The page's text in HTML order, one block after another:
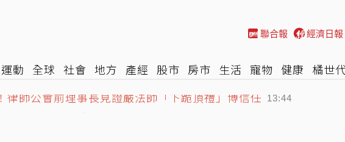
聯合報 經濟日報
運動 全球 社會 地方 產經 股市 房市 生活 寵物 健康 橘世
律師公會前理事長見證嚴法師「下跪頂禮」博信任
神功能2027年起停止支援 13:23